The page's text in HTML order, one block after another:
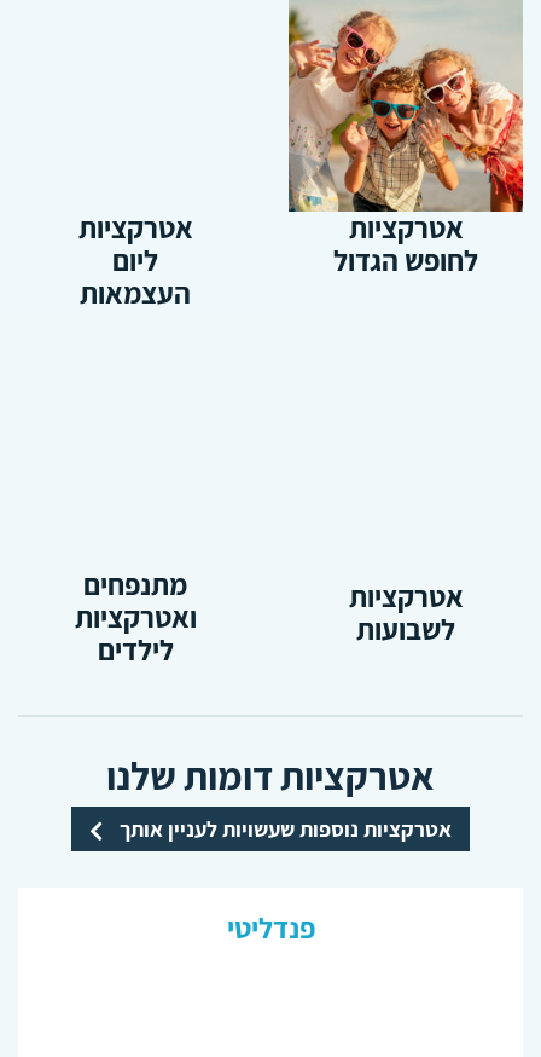
אטרקציות
לחופש הגדול
אטרקציות
ליום
העצמאות
אטרקציות
לשבועות
מתנפחים
ואטרקציות
לילדים
אטרקציות דומות שלנו
אטרקציות נוספות שעשויות לעניין אותך
פנדליטי